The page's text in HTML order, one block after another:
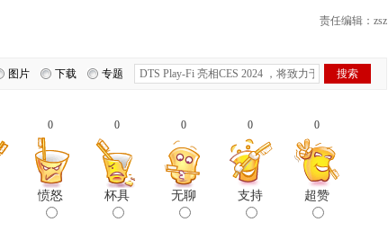
责任编辑：zsz
图片 下载 专题
0
愤怒
0
杯具
0
无聊
0
支持
0
超赞